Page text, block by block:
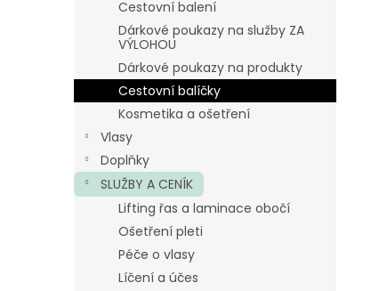
Cestovní balení
Dárkové poukazy na služby ZA
VÝLOHOU
Dárkové poukazy na produkty
Cestovní balíčky
Kosmetika a ošetření
Vlasy
Doplňky
SLUŽBY A CENÍK
Lifting řas a laminace obočí
Ošetření pleti
Péče o vlasy
Líčení a účes